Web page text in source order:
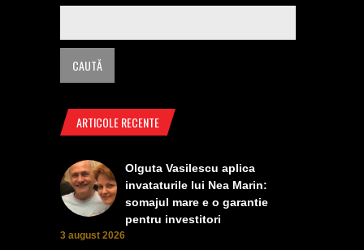
ARTICOLE RECENTE
Olguta Vasilescu aplica
invataturile lui Nea Marin:
somajul mare e o garantie
pentru investitori
3 august 2026